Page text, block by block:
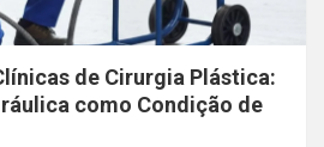
de Cirurgia Plástica:
como Condição de